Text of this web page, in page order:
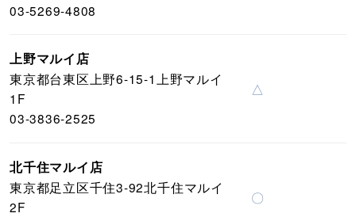
03-5269-4808
上野マルイ店
東京都台東区上野6-15-1上野マルイ
1F
03-3836-2525
△
北千住マルイ店
東京都足立区千住3-92北千住マルイ
2F
〇